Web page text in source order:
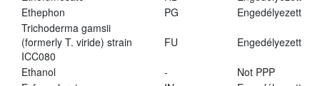
Ethephon
PG
Engedélyezett
Trichoderma gamsii
(formerly T. viride) strain
ICC080
FU Engedélyezett
Ethanol -
Not PPP